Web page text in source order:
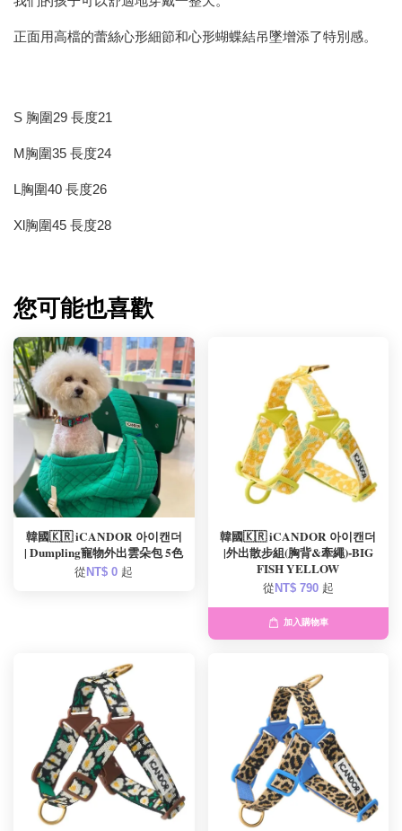
正面用高檔的蕾絲心形細節和心形蝴蝶結吊墜增添了特別感。
S 胸圍29 長度21
M胸圍35 長度24
L胸圍40 長度26
Xl胸圍45 長度28
您可能也喜歡
韓國🇰🇷 iCANDOR 아이캔더
| Dumpling寵物外出雲朵包 5色
從 NT$ 0 起
韓國🇰🇷 iCANDOR 아이캔더
|外出散步組(胸背&牽繩)-BIG
FISH YELLOW
從 NT$ 790 起
加入購物車